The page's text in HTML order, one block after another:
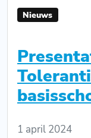
Nieuws
1 april 2024